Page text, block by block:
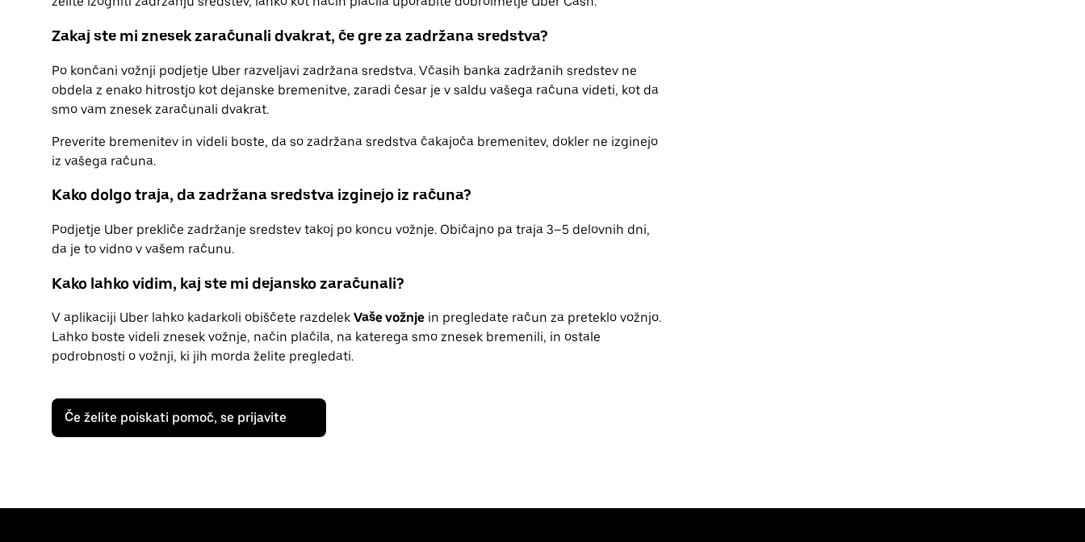
Zakaj ste mi znesek zaračunali dvakrat, če gre za zadržana sredstva?
Po končani vožnji podjetje Uber razveljavi zadržana sredstva. Včasih banka zadržanih sredstev ne
obdela z enako hitrostjo kot dejanske bremenitve, zaradi česar je v saldu vašega računa videti, kot da
smo vam znesek zaračunali dvakrat.
Preverite bremenitev in videli boste, da so zadržana sredstva čakajoča bremenitev, dokler ne izginejo
iz vašega računa.
Kako dolgo traja, da zadržana sredstva izginejo iz računa?
Podjetje Uber prekliče zadržanje sredstev takoj po koncu vožnje. Običajno pa traja 3–5 delovnih dni,
da je to vidno v vašem računu.
Kako lahko vidim, kaj ste mi dejansko zaračunali?
V aplikaciji Uber lahko kadarkoli obiščete razdelek Vaše vožnje in pregledate račun za preteklo vožnjo.
Lahko boste videli znesek vožnje, način plačila, na katerega smo znesek bremenili, in ostale
podrobnosti o vožnji, ki jih morda želite pregledati.
Če želite poiskati pomoč, se prijavite